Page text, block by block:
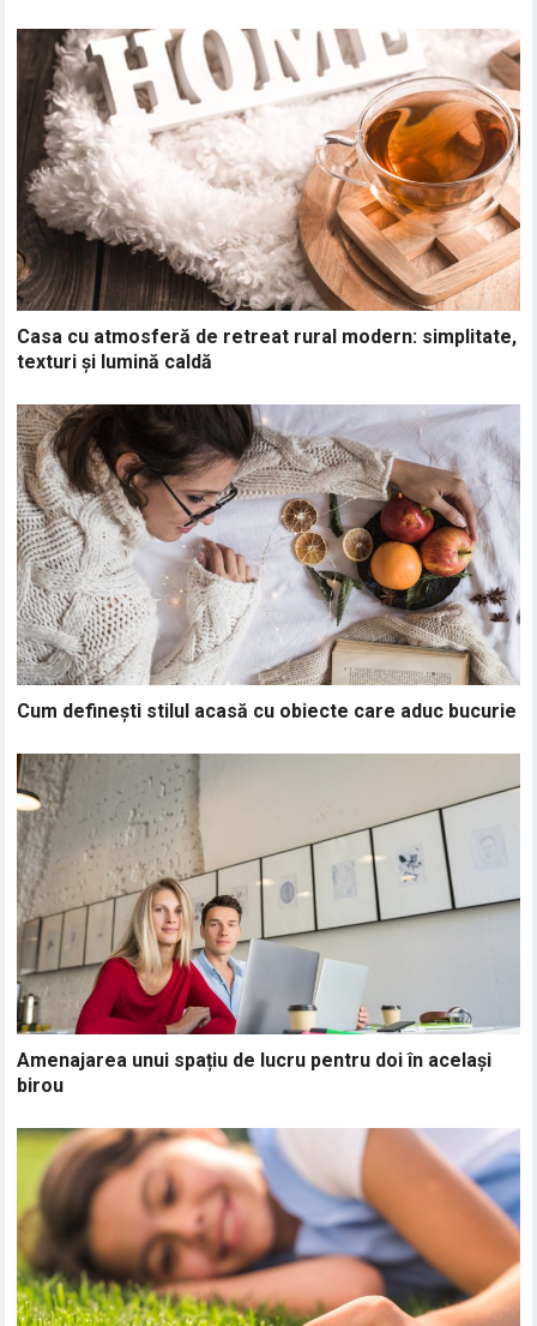
Casa cu atmosferă de retreat rural modern: simplitate,
texturi și lumină caldă
Cum definești stilul acasă cu obiecte care aduc bucurie
Amenajarea unui spațiu de lucru pentru doi în același
birou